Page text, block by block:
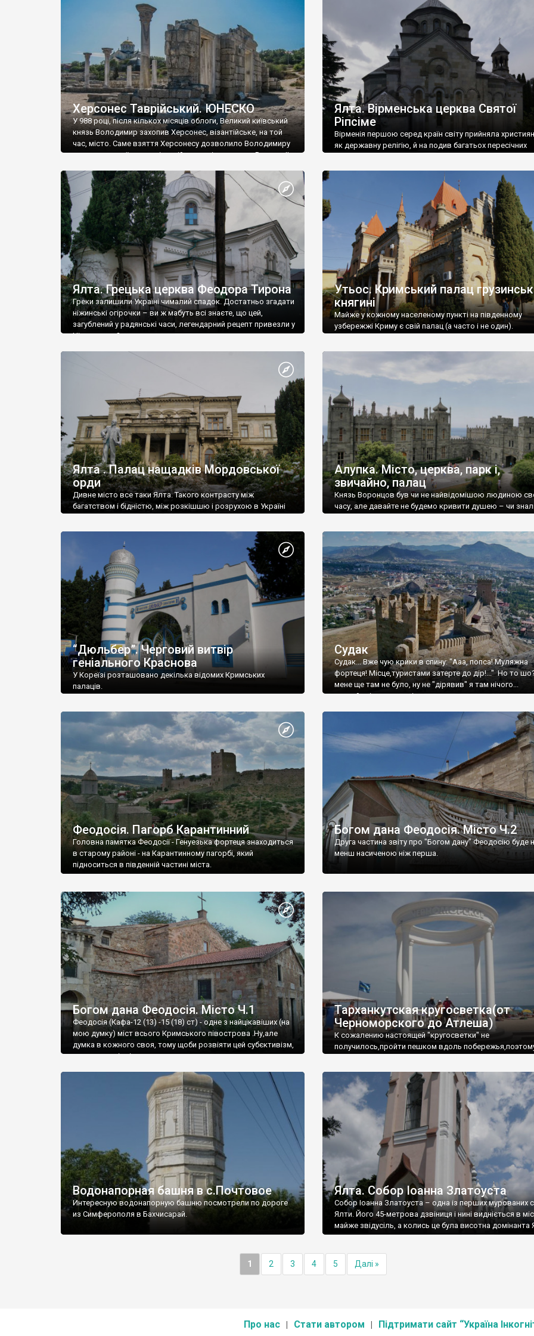
візантійської доби. Раритети викрадені з фондів об’єкту
культурної спадщини ЮНЕСКО «Херсонеса Таврійського».
Офіційно – на виставку «Золото Візантії», але експерти та
влада в Україні вважають це лише […]
називаються «повстяками» (postaki)…” “Вино. Крим
виробляє відмінне вино і його вдосталь: воно все
легке біле і дуже […]
Херсонес Таврійський. ЮНЕСКО
У 988 році, після кількох місяців облоги, Великий київський
князь Володимир захопив Херсонес, візантійське, на той
час, місто. Саме взяття Херсонесу дозволило Володимиру
диктувати свої умови візантійському імператору Василю ІІ,
Херсонесі Володимир-язичник, став Василем-
християнином. А потім було Хрещення Русі. На честь
Херсонесу Таврійського названо місто […]
Ялта. Вірменська церква Святої
Ріпсіме
Вірменія першою серед країн світу прийняла
як державну релігію, й на подив багатьох пересічних
Ялта. Грецька церква Феодора Тирона
Греки залишили Україні чималий спадок. Достатньо згадати
ніжинські огірочки – ви ж мабуть всі знаєте, що цей,
загублений у радянські часи, легендарний рецепт привезли у
Ніжин греки?
Утьос. Кримський палац
княгині
Майже у кожному населеному пункті на південному
узбережжі Криму є свій палац (а часто і не один).
Ялта . Палац нащадків Мордовської
орди
Дивне місто все таки Ялта. Такого контрасту між
багатством і бідністю, між розкішшю і розрухою в Україні
Алупка. Місто, церква, парк і,
звичайно, палац
Князь Воронцов був чи не найвідомішою людиною
часу, але давайте не будемо кривити душею – чи
“Дюльбер”. Черговий витвір
геніального Краснова
У Кореїзі розташовано декілька відомих Кримських
палаців.
Судак
Судак... Вже чую крики в спину: "Ааа, попса! Муляжна
фортеця! Місце,туристами затерте до дір!..." Но то
мене ще там не було, ну не "дірявив" я там нічого...
принаймні до цього літа.
Феодосія. Пагорб Карантинний
Головна памятка Феодосії - Генуезька фортеця знаходиться
в старому районі - на Карантинному пагорбі, який
підноситься в південній частині міста.
Богом дана Феодосія. Місто Ч.2
Друга частина звіту про "Богом дану" Феодосію буде
менш насиченою ніж перша.
Богом дана Феодосія. Місто Ч.1
Феодосія (Кафа-12 (13) -15 (18) ст) - одне з найцікавіших (на
мою думку) міст всього Кримського півострова .Ну,але
думка в кожного своя, тому щоби розвіяти цей субєктивізм,
запрошую відвідати це
Тарханкутская кругосветка(от
Черноморского до Атлеша)
К сожалению настоящей "кругосветки" не
получилось,пройти пешком вдоль
Водонапорная башня в с.Почтовое
Интересную водонапорную башню посмотрели по дороге
из Симферополя в Бахчисарай.
Ялта. Собор Іоанна Златоуста
Собор Іоанна Златоуста – одна із перших мурованих
Ялти. Його 45-метрова дзвіниця і нині видніється в
майже звідусіль, а колись це була висотна домінанта
1 2 3 4 5 Далі »
Про нас Стати автором Підтримати сайт “Україна